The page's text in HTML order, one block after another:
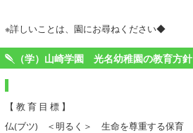
※詳しいことは、園にお尋ねください◆
（学）山崎学園 光名幼稚園の教育方針
【 教 育 目 標 】
仏(ブツ) ＜明るく＞ 生命を尊重する保育